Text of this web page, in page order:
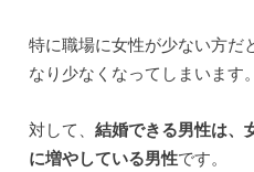
特に職場に女性が少ない方だ
なり少なくなってしまいます。
対して、結婚できる男性は、
に増やしている男性です。